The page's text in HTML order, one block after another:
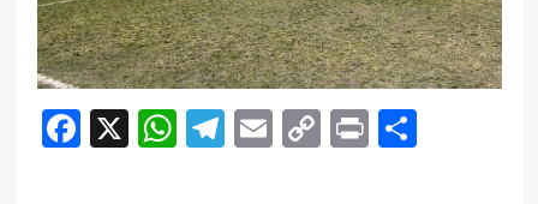
Facebook
X WhatsApp
Telegram
EmailCopy
Print